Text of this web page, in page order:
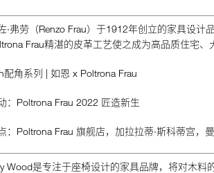
·弗劳（Renzo Frau）于1912年创立的家具设计
Frau精湛的皮革工艺使之成为高品质住宅、
配角系列 | 如恩 x Poltrona Frau
：Poltrona Frau 2022 匠造新生
：Poltrona Frau 旗舰店，加拉拉蒂·斯科蒂宫，
Wood是专注于座椅设计的家具品牌，将对木